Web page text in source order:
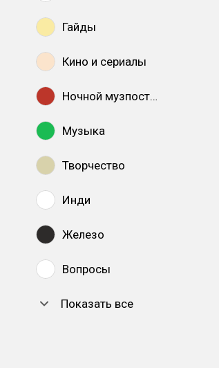
Гайды
Кино и сериалы
Ночной музпостинг
Музыка
Творчество
Инди
Железо
Вопросы
Показать все